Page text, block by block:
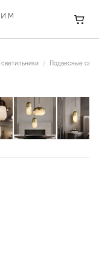
Подвесные